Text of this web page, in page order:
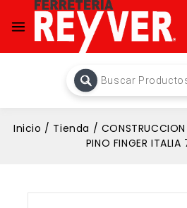
Inicio / Tienda / CONSTRUCCION
PINO FINGER